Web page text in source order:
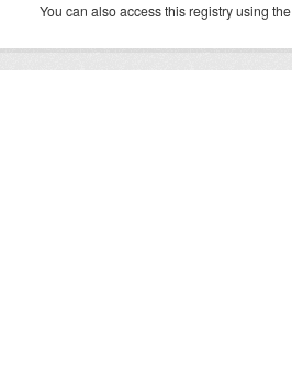
You can also access this registry using the